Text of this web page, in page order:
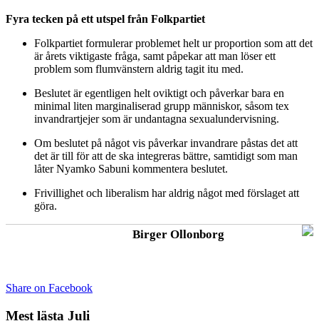
Fyra tecken på ett utspel från Folkpartiet
Folkpartiet formulerar problemet helt ur proportion som att det
är årets viktigaste fråga, samt påpekar att man löser ett
problem som flumvänstern aldrig tagit itu med.
Beslutet är egentligen helt oviktigt och påverkar bara en
minimal liten marginaliserad grupp människor, såsom tex
invandrartjejer som är undantagna sexualundervisning.
Om beslutet på något vis påverkar invandrare påstas det att
det är till för att de ska integreras bättre, samtidigt som man
låter Nyamko Sabuni kommentera beslutet.
Frivillighet och liberalism har aldrig något med förslaget att
göra.
Birger Ollonborg
Share on Facebook
Mest lästa Juli